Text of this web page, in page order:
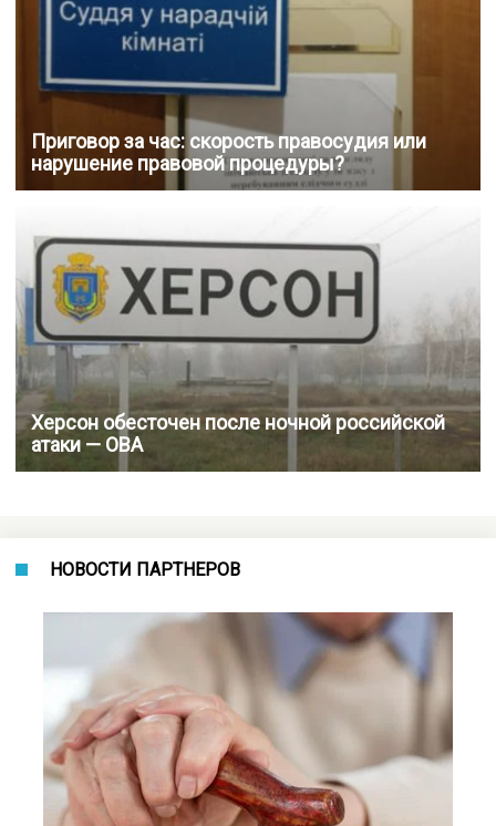
Приговор за час: скорость правосудия или
нарушение правовой процедуры?
Херсон обесточен после ночной российской
атаки — ОВА
НОВОСТИ ПАРТНЕРОВ